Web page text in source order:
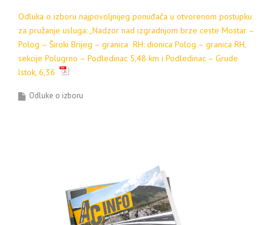
Odluka o izboru najpovoljnijeg ponuđača u otvorenom postupku
za pružanje usluga: „Nadzor nad izgradnjom brze ceste Mostar –
Polog – Široki Brijeg – granica RH: dionica Polog – granica RH,
sekcije Polugrno – Podledinac 5,48 km i Podledinac – Grude
lstok, 6,36
Odluke o izboru